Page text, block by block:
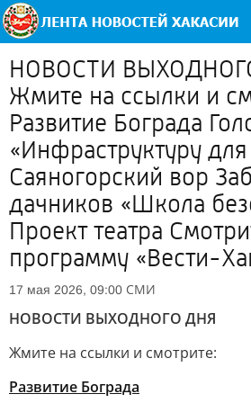
НОВОСТИ
Жмите на ссылки и
Развитие Бограда
«Инфраструктуру
Саяногорский вор
дачников «Школа
Проект театра
программу «Вести-
17 мая 2026, 09:00 СМИ
НОВОСТИ ВЫХОДНОГО ДНЯ
Жмите на ссылки и смотрите:
Развитие Бограда